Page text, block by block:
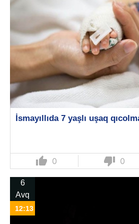
İsmayıllıda 7 yaşlı uşaq
thumb_up 0 thumb_down 0
6
Avq
12:13